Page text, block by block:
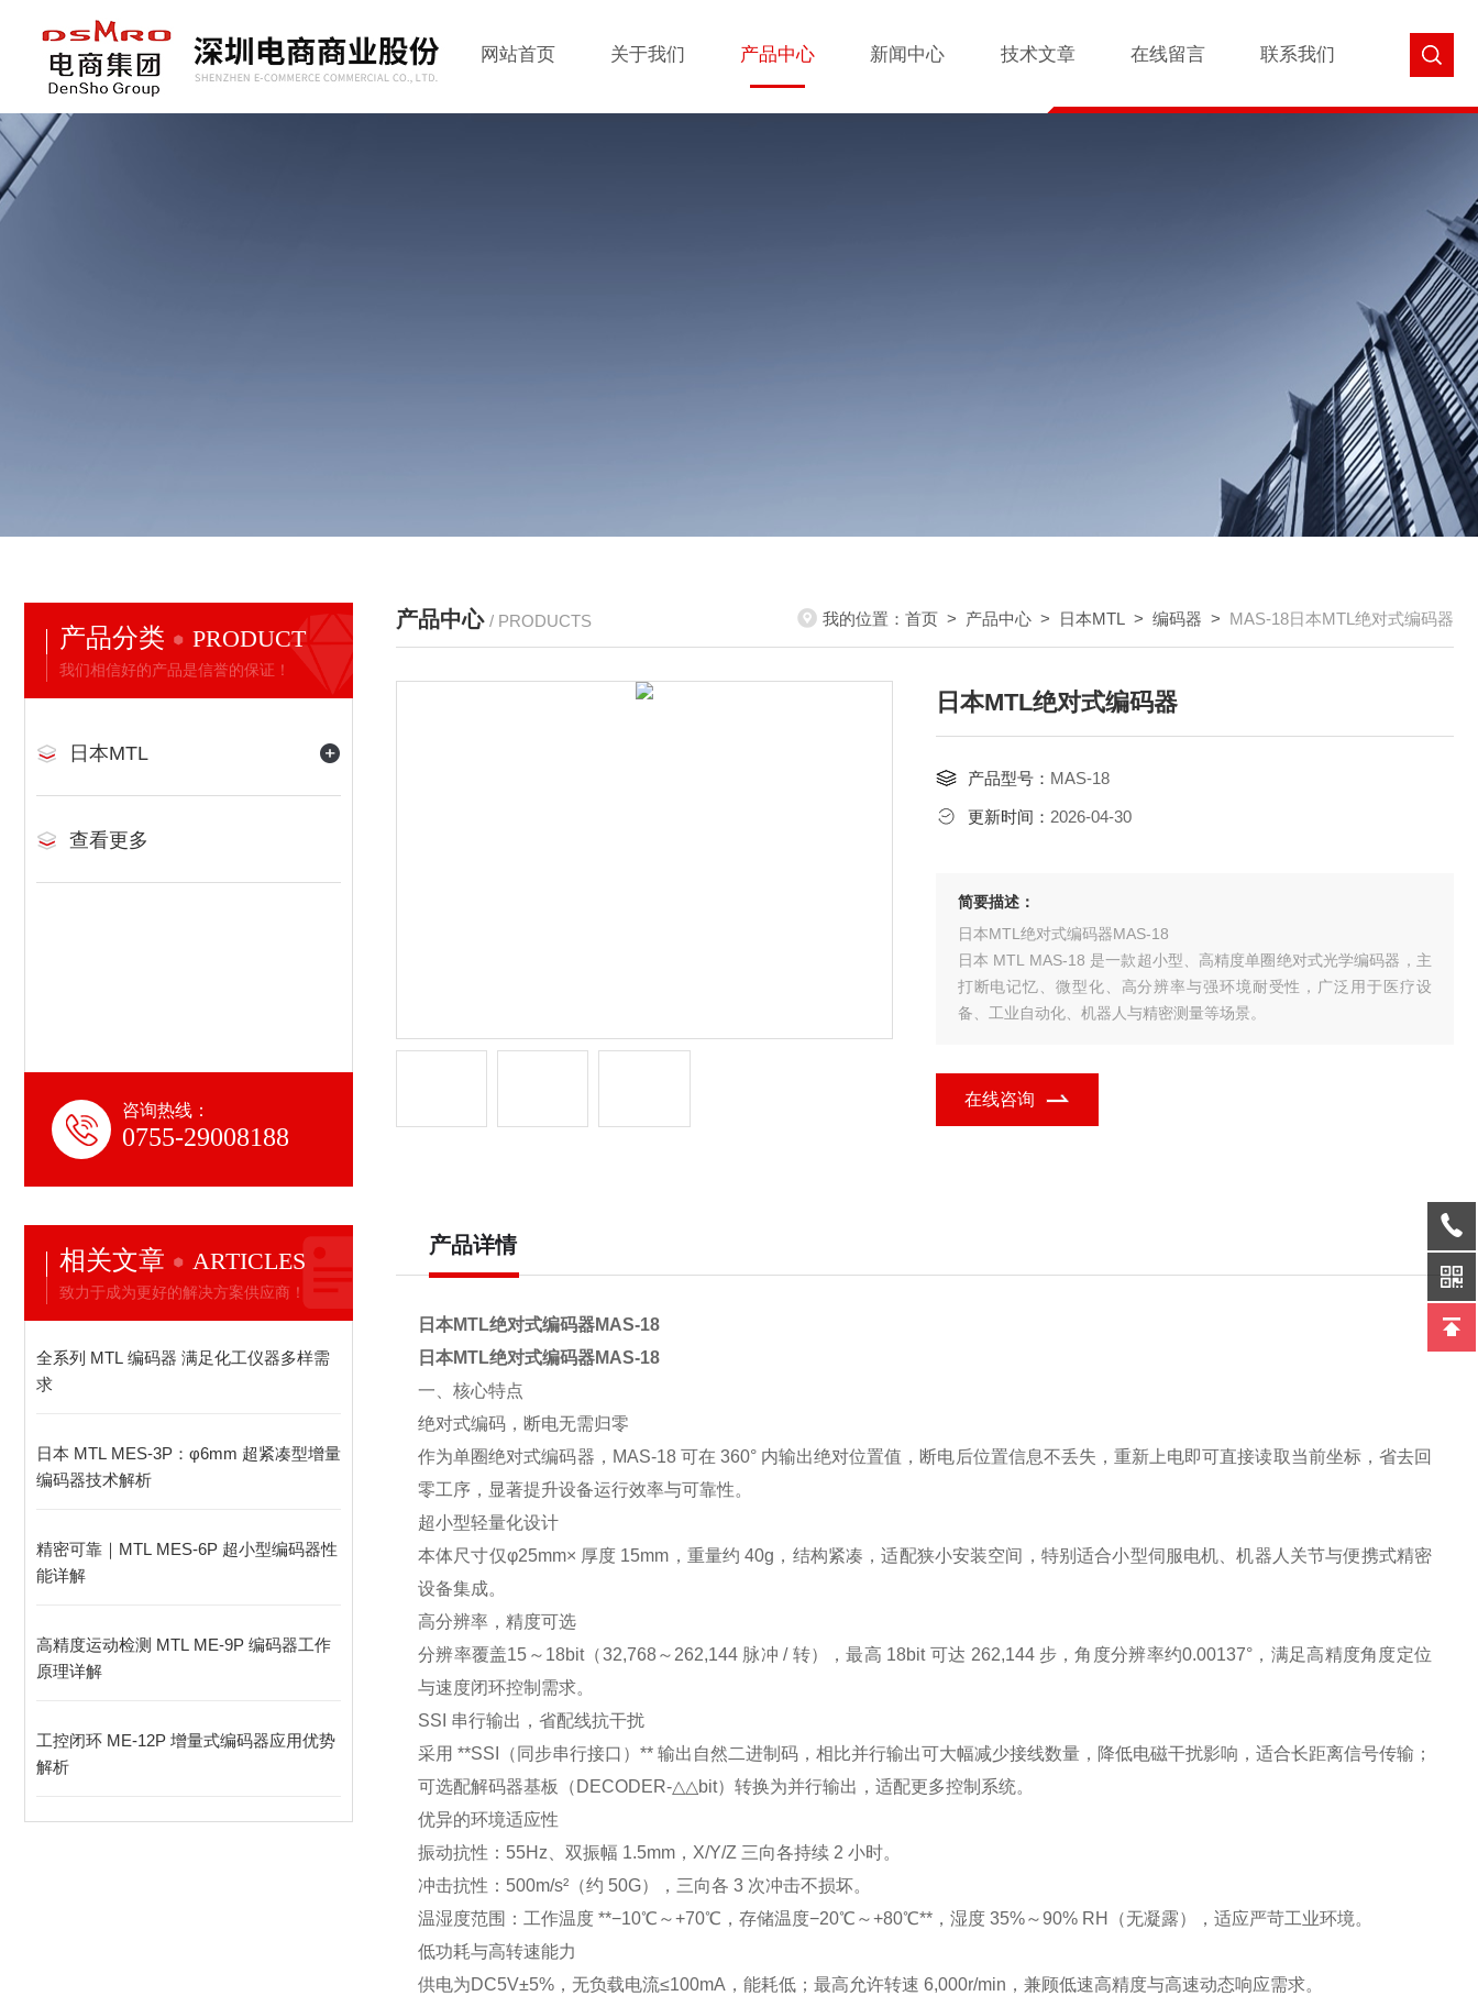
网站首页 关于我们 产品中心 新闻中心 技术文章 在线留言 联系我们
产品分类 PRODUCT
我们相信好的产品是信誉的保证！
日本MTL
查看更多
咨询热线：
0755-29008188
相关文章 ARTICLES
致力于成为更好的解决方案供应商！
全系列 MTL 编码器 满足化工仪器多样需
求
日本 MTL MES-3P：φ6mm 超紧凑型增量
编码器技术解析
精密可靠｜MTL MES‑6P 超小型编码器性
能详解
高精度运动检测 MTL ME-9P 编码器工作
原理详解
工控闭环 ME-12P 增量式编码器应用优势
解析
产品中心 / PRODUCTS 我的位置： 首页 > 产品中心 > 日本MTL > 编码器 > MAS-18日本MTL绝对式编码器
日本MTL绝对式编码器
产品型号： MAS-18
更新时间： 2026-04-30
简要描述：
日本MTL绝对式编码器MAS-18
日本 MTL MAS‑18 是一款超小型、高精度单圈绝对式光学编码器，主
打断电记忆、微型化、高分辨率与强环境耐受性，广泛用于医疗设
备、工业自动化、机器人与精密测量等场景。
在线咨询
产品详情
日本MTL绝对式编码器MAS-18
日本MTL绝对式编码器MAS-18
一、核心特点
绝对式编码，断电无需归零
作为单圈绝对式编码器，MAS‑18 可在 360° 内输出绝对位置值，断电后位置信息不丢失，重新上电即可直接读取当前坐标，省去回
零工序，显著提升设备运行效率与可靠性。
超小型轻量化设计
本体尺寸仅φ25mm× 厚度 15mm，重量约 40g，结构紧凑，适配狭小安装空间，特别适合小型伺服电机、机器人关节与便携式精密
设备集成。
高分辨率，精度可选
分辨率覆盖15～18bit（32,768～262,144 脉冲 / 转），最高 18bit 可达 262,144 步，角度分辨率约0.00137°，满足高精度角度定位
与速度闭环控制需求。
SSI 串行输出，省配线抗干扰
采用 **SSI（同步串行接口）** 输出自然二进制码，相比并行输出可大幅减少接线数量，降低电磁干扰影响，适合长距离信号传输；
可选配解码器基板（DECODER‑△△bit）转换为并行输出，适配更多控制系统。
优异的环境适应性
振动抗性：55Hz、双振幅 1.5mm，X/Y/Z 三向各持续 2 小时。
冲击抗性：500m/s²（约 50G），三向各 3 次冲击不损坏。
温湿度范围：工作温度 **−10℃～+70℃，存储温度−20℃～+80℃**，湿度 35%～90% RH（无凝露），适应严苛工业环境。
低功耗与高转速能力
供电为DC5V±5%，无负载电流≤100mA，能耗低；最高允许转速 6,000r/min，兼顾低速高精度与高速动态响应需求。